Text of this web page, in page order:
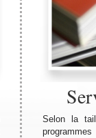
Selon la